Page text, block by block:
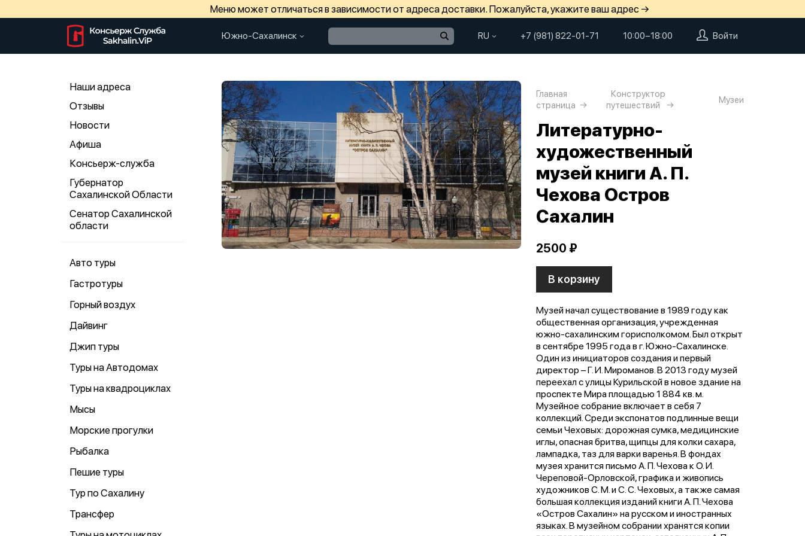
Меню может отличаться в зависимости от адреса доставки. Пожалуйста, укажите ваш адрес →
Южно-Сахалинск RU +7 (981) 822-01-71 10:00−18:00 Войти
Наши адреса
Отзывы
Новости
Афиша
Консьерж-служба
Губернатор
Сахалинской Области
Сенатор Сахалинской
области
Авто туры
Гастротуры
Горный воздух
Дайвинг
Джип туры
Туры на Автодомах
Туры на квадроциклах
Мысы
Морские прогулки
Рыбалка
Пешие туры
Тур по Сахалину
Трансфер
Главная
страница
Конструктор
путешествий
Музеи
Литературно-
художественный
музей книги А. П.
Чехова Остров
Сахалин
2500 ₽
В корзину
Музей начал существование в 1989 году как
общественная организация, учрежденная
южно-сахалинским горисполкомом. Был открыт
в сентябре 1995 года в г. Южно-Сахалинске.
Один из инициаторов создания и первый
директор – Г. И. Мироманов. В 2013 году музей
переехал с улицы Курильской в новое здание на
проспекте Мира площадью 1 884 кв. м.
Музейное собрание включает в себя 7
коллекций. Среди экспонатов подлинные вещи
семьи Чеховых: дорожная сумка, медицинские
иглы, опасная бритва, щипцы для колки сахара,
лампадка, таз для варки варенья. В фондах
музея хранится письмо А. П. Чехова к О. И.
Череповой-Орловской, графика и живопись
художников С. М. и С. С. Чеховых, а также самая
большая коллекция изданий книги А. П. Чехова
«Остров Сахалин» на русском и иностранных
языках. В музейном собрании хранятся копии